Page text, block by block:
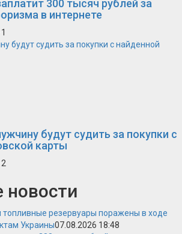
300 тысяч рублей за
в интернете
1
будут судить за покупки с найденной
будут судить за покупки с
карты
2
новости
топливные резервуары поражены в ходе
Украины07.08.2026 18:48